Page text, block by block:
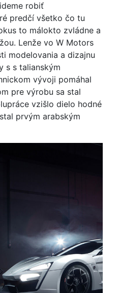
robiť
predčí všetko čo tu
to málokto zvládne a
Lenže vo W Motors
modelovania a dizajnu
s s talianským
vývoji pomáhal
pre výrobu sa stal
vzišlo dielo hodné
prvým arabským